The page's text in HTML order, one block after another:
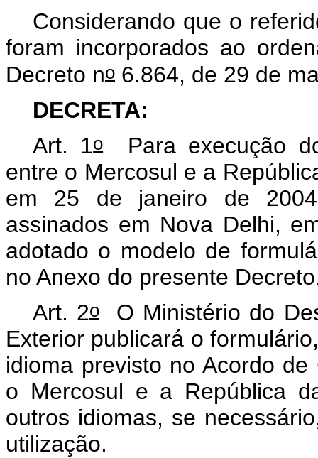
Considerando que o
foram incorporados ao
Decreto no 6.864, de 29 de
DECRETA:
Art. 1oPara execução do
entre o Mercosul e a
em 25 de janeiro de
assinados em Nova Delhi,
adotado o modelo de
no Anexo do presente
Art. 2oO Ministério do
Exterior publicará o
idioma previsto no Acordo
o Mercosul e a República
outros idiomas, se
utilização.